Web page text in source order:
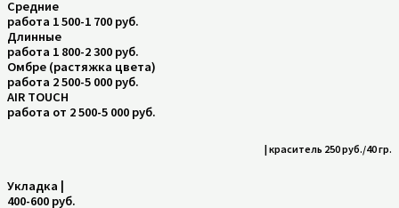
Средние
работа 1 500-1 700 руб.
Длинные
работа 1 800-2 300 руб.
Омбре (растяжка цвета)
работа 2 500-5 000 руб.
AIR TOUCH
работа от 2 500-5 000 руб.
| краситель 250 руб./40 гр.
Укладка |
400-600 руб.